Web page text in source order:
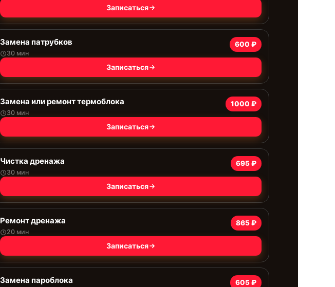
Записаться
Замена патрубков
30 мин
600 ₽
Записаться
Замена или ремонт термоблока
30 мин
1000 ₽
Записаться
Чистка дренажа
30 мин
695 ₽
Записаться
Ремонт дренажа
20 мин
865 ₽
Записаться
Замена пароблока 605 ₽